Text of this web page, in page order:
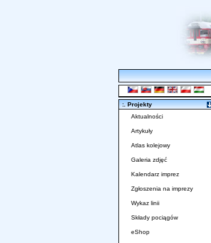
:. Projekty
Aktualności
Artykuły
Atlas kolejowy
Galeria zdjęć
Kalendarz imprez
Zgłoszenia na imprezy
Wykaz linii
Składy pociągów
eShop